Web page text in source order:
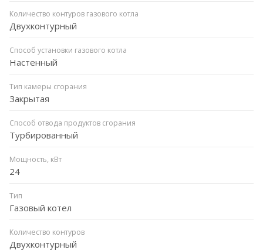
Количество контуров газового котла
Двухконтурный
Способ установки газового котла
Настенный
Тип камеры сгорания
Закрытая
Способ отвода продуктов сгорания
Турбированный
Мощность, кВт
24
Тип
Газовый котел
Количество контуров
Двухконтурный